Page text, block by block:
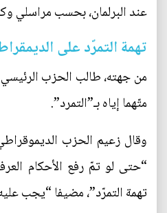
عند البرلمان، بحسب مراسلي
تهمة التمرّد على
من جهته، طالب الحزب
متّهما إياه بـ”التمرد”.
وقال زعيم الحزب
“حتى لو تمّ رفع الأحكام
تهمة التمرّد”، مضيفا “يجب